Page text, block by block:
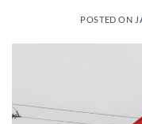
POSTED ON